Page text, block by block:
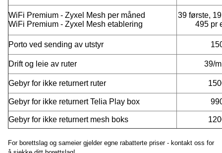
WiFi Premium - Zyxel Mesh per måned
WiFi Premium - Zyxel Mesh etablering
39 første,
495 pr
Porto ved sending av utstyr
Drift og leie av ruter 39/
Gebyr for ikke returnert ruter
Gebyr for ikke returnert Telia Play box
Gebyr for ikke returnert mesh boks
For borettslag og sameier gjelder egne rabatterte priser - kontakt oss for